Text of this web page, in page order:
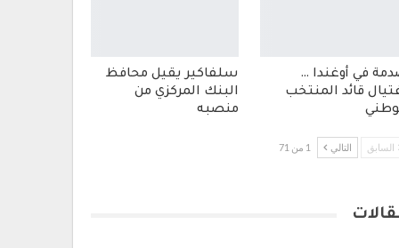
في أوغندا …
قائد المنتخب
سلفاكير يقيل محافظ
البنك المركزي من
منصبه
السابق التالي 1 من 71